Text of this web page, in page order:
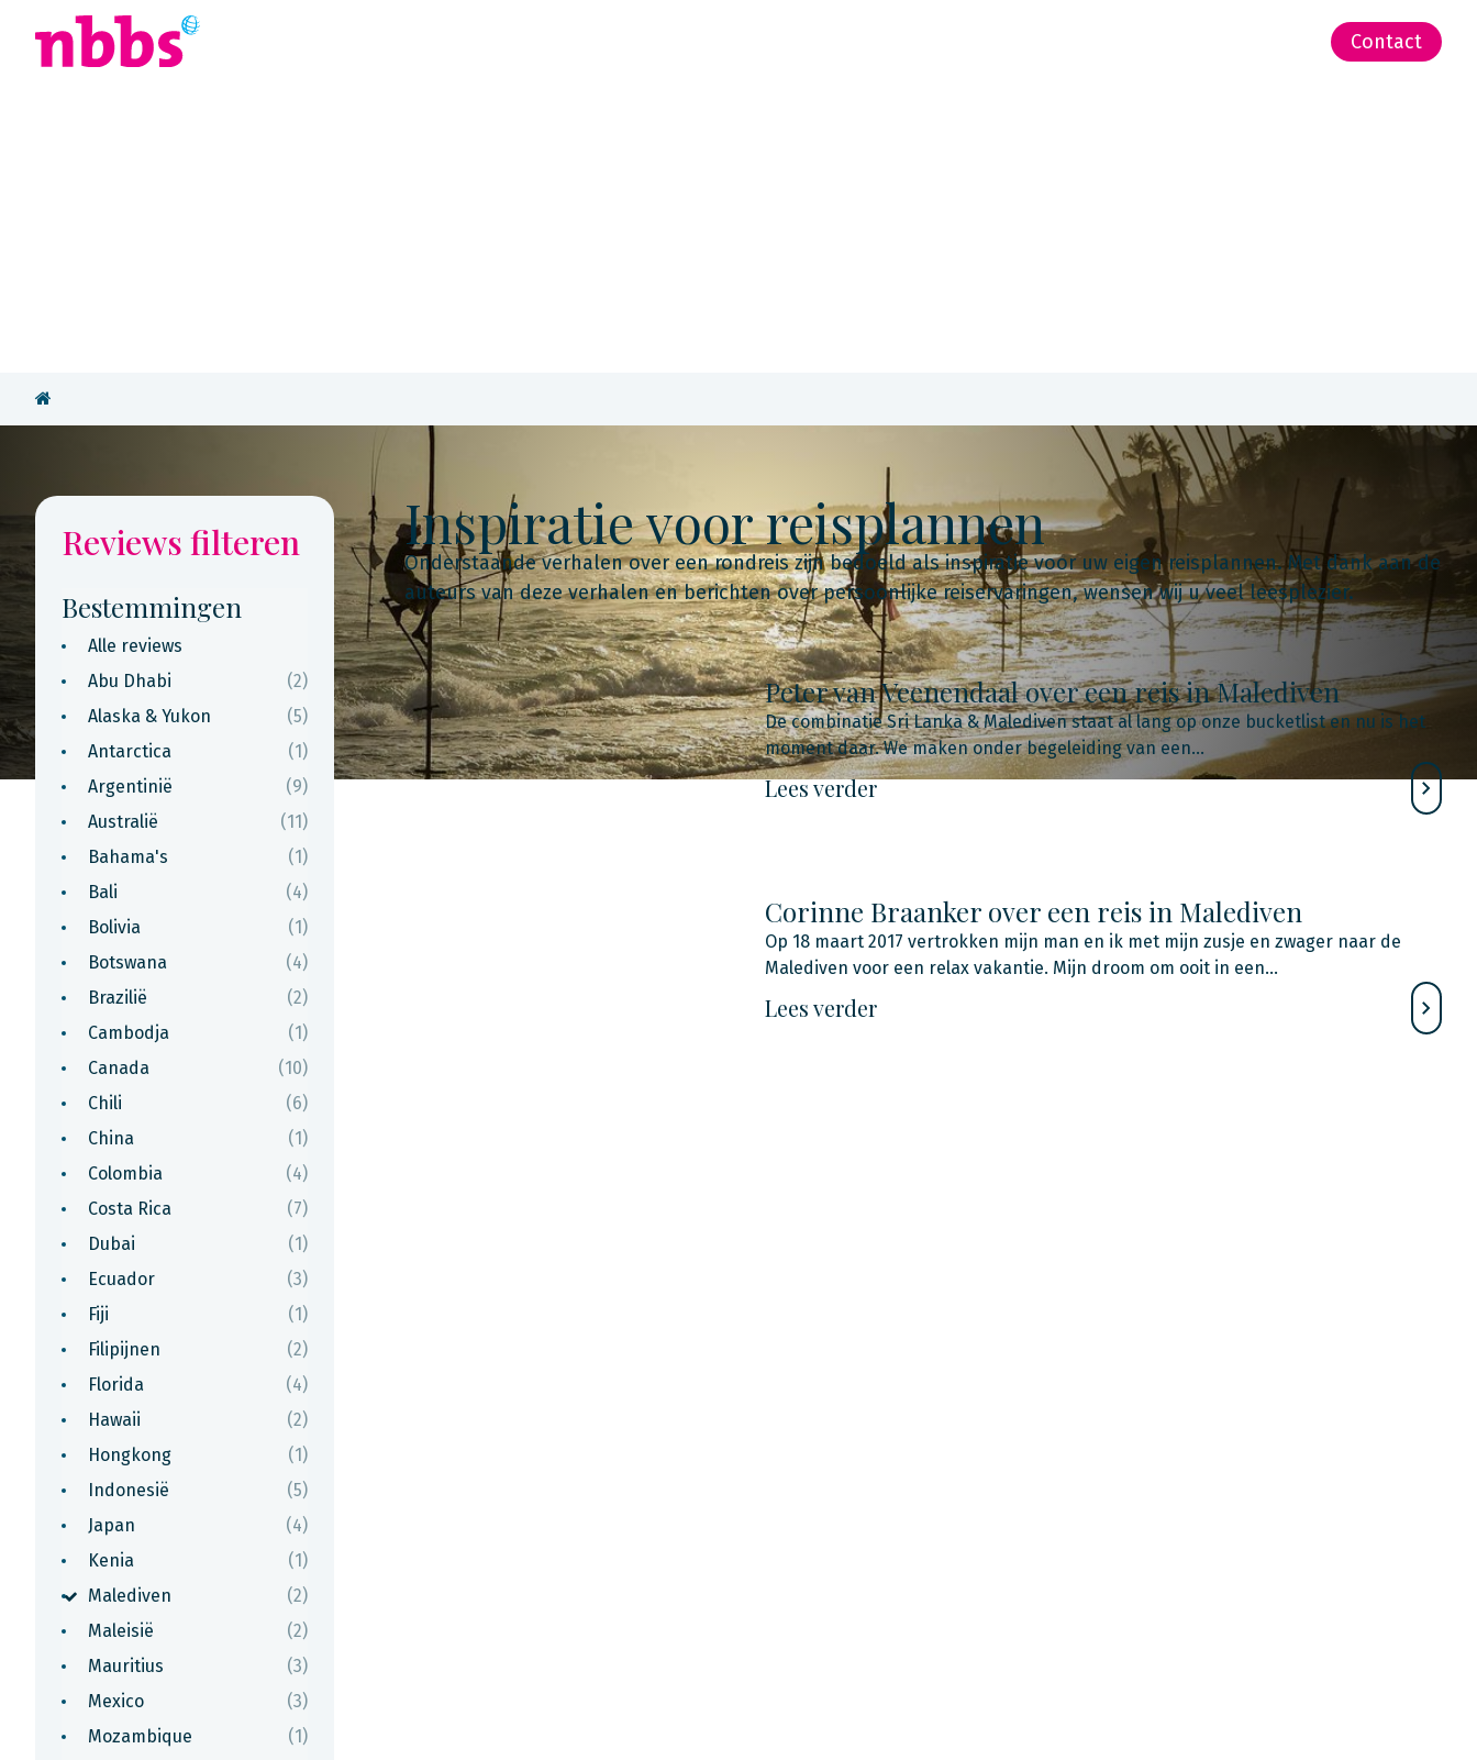
Contact
Reviews filteren
Bestemmingen
Alle reviews
Abu Dhabi
(2)
Alaska & Yukon
(5)
Antarctica
(1)
Argentinië
(9)
Australië
(11)
Bahama's
(1)
Bali
(4)
Bolivia
(1)
Botswana
(4)
Brazilië
(2)
Cambodja
(1)
Canada
(10)
Chili
(6)
China
(1)
Colombia
(4)
Costa Rica
(7)
Dubai
(1)
Ecuador
(3)
Fiji
(1)
Filipijnen
(2)
Florida
(4)
Hawaii
(2)
Hongkong
(1)
Indonesië
(5)
Japan
(4)
Kenia
(1)
Malediven
(2)
Maleisië
(2)
Mauritius
(3)
Mexico
(3)
Mozambique
(1)
Inspiratie voor reisplannen
Onderstaande verhalen over een rondreis zijn bedoeld als inspiratie voor uw eigen reisplannen. Met dank aan de
auteurs van deze verhalen en berichten over persoonlijke reiservaringen, wensen wij u veel leesplezier.
Peter van Veenendaal over een reis in Malediven
De combinatie Sri Lanka & Malediven staat al lang op onze bucketlist en nu is het
moment daar. We maken onder begeleiding van een…
Lees verder
Corinne Braanker over een reis in Malediven
Op 18 maart 2017 vertrokken mijn man en ik met mijn zusje en zwager naar de
Malediven voor een relax vakantie. Mijn droom om ooit in een…
Lees verder